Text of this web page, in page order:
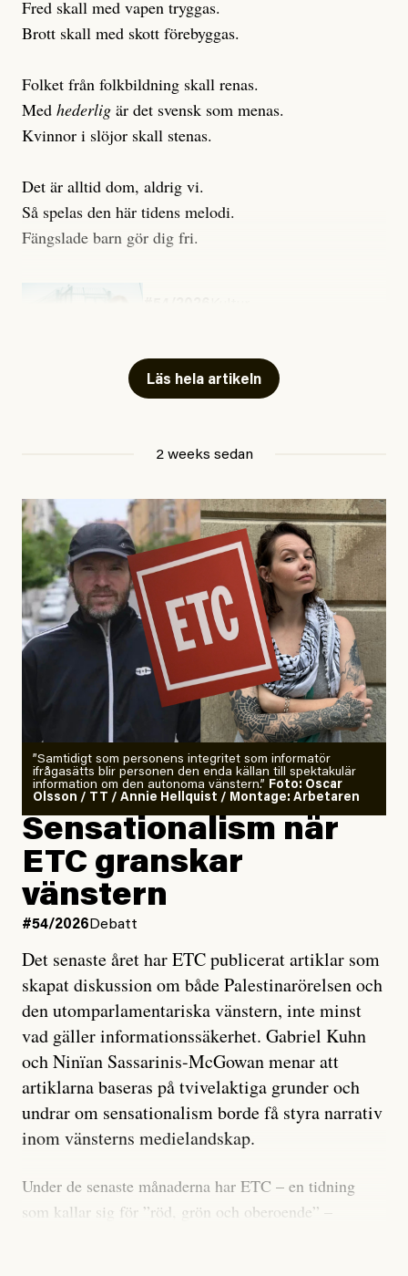
Fred skall med vapen tryggas.
Brott skall med skott förebyggas.
Folket från folkbildning skall renas.
Med hederlig är det svensk som menas.
Kvinnor i slöjor skall stenas.
Det är alltid dom, aldrig vi.
Så spelas den här tidens melodi.
Fängslade barn gör dig fri.
Läs hela artikeln
2 weeks sedan
”Samtidigt som personens integritet som informatör
ifrågasätts blir personen den enda källan till spektakulär
information om den autonoma vänstern.” Foto: Oscar
Olsson / TT / Annie Hellquist / Montage: Arbetaren
Sensationalism när
ETC granskar
vänstern
#54/2026 Debatt
Det senaste året har ETC publicerat artiklar som
skapat diskussion om både Palestinarörelsen och
den utomparlamentariska vänstern, inte minst
vad gäller informationssäkerhet. Gabriel Kuhn
och Ninïan Sassarinis-McGowan menar att
artiklarna baseras på tvivelaktiga grunder och
undrar om sensationalism borde få styra narrativ
inom vänsterns medielandskap.
Under de senaste månaderna har ETC – en tidning
som kallar sig för ”röd, grön och oberoende” –